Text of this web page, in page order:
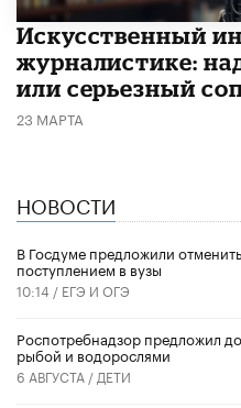
Искусственный
журналистике:
или серьезный
23 МАРТА
НОВОСТИ
В Госдуме предложили
поступлением в вузы
10:14 / ЕГЭ И ОГЭ
Роспотребнадзор предложил
рыбой и водорослями
6 АВГУСТА / ДЕТИ